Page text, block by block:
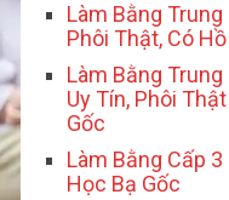
Làm Bằng
Phôi Thật, Có
Làm Bằng
Uy Tín, Phôi
Gốc
Làm Bằng Cấp 3
Học Bạ Gốc